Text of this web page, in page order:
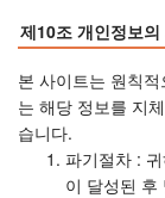
제10조 개인정보
본 사이트는 원칙
는 해당 정보를 지
습니다.
파기절차 :
이 달성된 후